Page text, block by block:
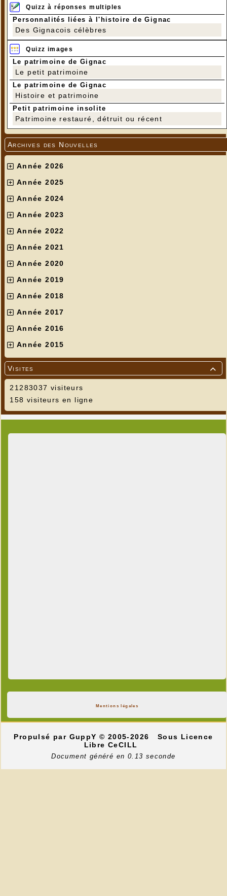
Quizz à réponses multiples
Personnalités liées à l'histoire de Gignac
Des Gignacois célèbres
Quizz images
Le patrimoine de Gignac
Le petit patrimoine
Le patrimoine de Gignac
Histoire et patrimoine
Petit patrimoine insolite
Patrimoine restauré, détruit ou récent
Archives des Nouvelles
Année 2026
Année 2025
Année 2024
Année 2023
Année 2022
Année 2021
Année 2020
Année 2019
Année 2018
Année 2017
Année 2016
Année 2015

Visites
21283037 visiteurs
158 visiteurs en ligne
Mentions légales
Propulsé par GuppY© 2005-2026
Sous Licence
Libre CeCILL
Document généré en 0.13 seconde